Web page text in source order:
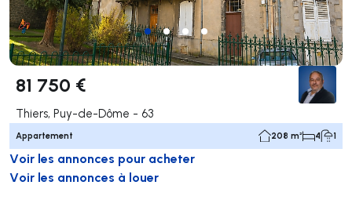
81 750 €
Thiers, Puy-de-Dôme - 63
Appartement 208 m² 4 1
Voir les annonces pour acheter
Voir les annonces à louer